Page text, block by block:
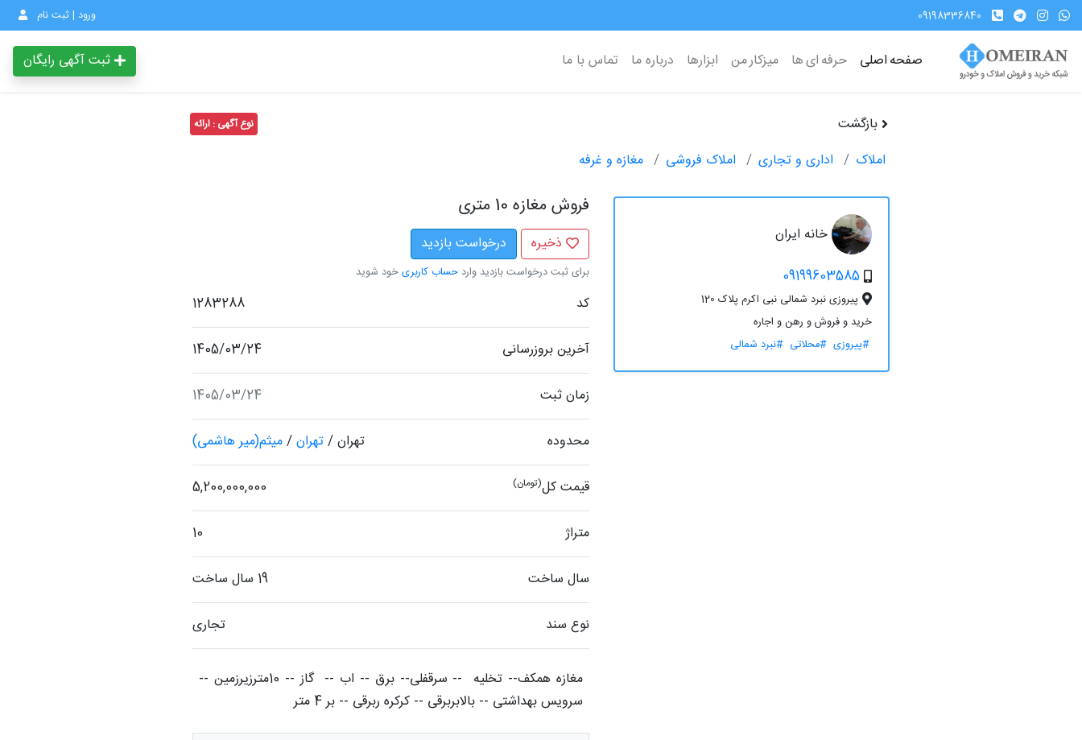
09198336840 ورود | ثبت نام
صفحه اصلی حرفه ای ها میزکار من ابزارها درباره ما تماس با ما ثبت آگهی رایگان
بازگشت نوع آگهی : ارائه
املاک اداری و تجاری املاک فروشی مغازه و غرفه
خانه ایران
09199603585
پیروزی نبرد شمالی نبی اکرم پلاک 120
خرید و فروش و رهن و اجاره
#پیروزی #محلاتی #نبرد شمالی
فروش مغازه 10 متری
ذخیره درخواست بازدید
برای ثبت درخواست بازدید واردحساب کاربریخود شوید
کد 1283288
آخرین بروزرسانی 1405/03/24
زمان ثبت 1405/03/24
محدوده تهران/تهران/میثم(میر هاشمی)
قیمت کل 5,200,000,000 (تومان)
متراژ 10
سال ساخت 19 سال ساخت
نوع سند تجاری
سرویس بهداشتی -- بالابربرقی -- کرکره ربرقی -- بر 4 متر